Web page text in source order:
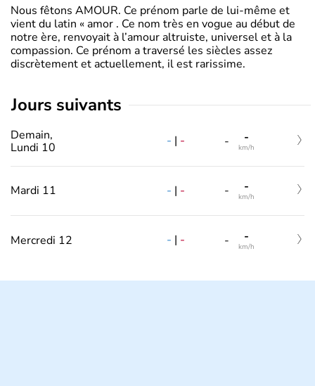
Nous fêtons AMOUR. Ce prénom parle de lui-même et
vient du latin « amor . Ce nom très en vogue au début de
notre ère, renvoyait à l’amour altruiste, universel et à la
compassion. Ce prénom a traversé les siècles assez
discrètement et actuellement, il est rarissime.
jours suivants
Demain,
Lundi 10
- | - - -
km/h
Mardi 11 - | - - -
km/h
Mercredi 12 - | - - -
km/h